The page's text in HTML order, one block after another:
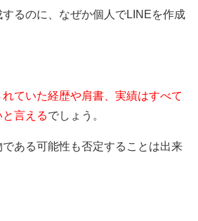
るのに、なぜか個人でLINEを作成
れていた経歴や肩書、実績はすべて
言えるでしょう。
ある可能性も否定することは出来